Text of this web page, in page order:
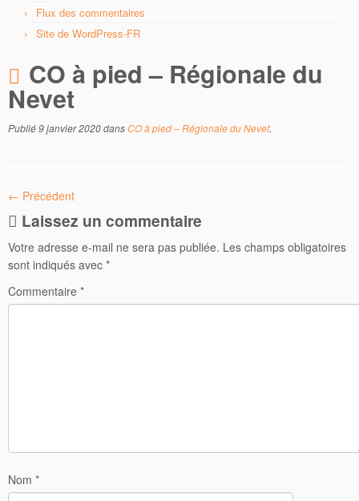
Flux des commentaires
Site de WordPress-FR
CO à pied – Régionale du
Nevet
Publié9 janvier 2020dansCO à pied – Régionale du Nevet.
← Précédent
Laissez un commentaire
Votre adresse e-mail ne sera pas publiée. Les champs obligatoires
sont indiqués avec *
Commentaire *
Nom *